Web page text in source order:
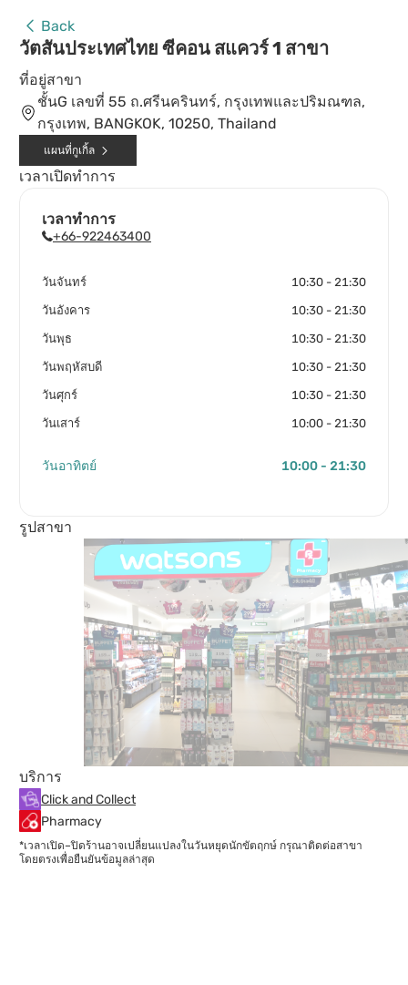
Back
วัตสันประเทศไทย ซีคอน สแควร์ 1 สาขา
ที่อยู่สาขา
ชั้นG เลขที่ 55 ถ.ศรีนครินทร์, กรุงเทพและปริมณฑล,
กรุงเทพ, BANGKOK, 10250, Thailand
แผนที่กูเกิ้ล
เวลาเปิดทำการ
เวลาทำการ
+66-922463400
วันจันทร์ 10:30 - 21:30
วันอังคาร 10:30 - 21:30
วันพุธ 10:30 - 21:30
วันพฤหัสบดี 10:30 - 21:30
วันศุกร์ 10:30 - 21:30
วันเสาร์ 10:00 - 21:30
วันอาทิตย์ 10:00 - 21:30
รูปสาขา
บริการ
Click and Collect
Pharmacy
*เวลาเปิด–ปิดร้านอาจเปลี่ยนแปลงในวันหยุดนักขัตฤกษ์ กรุณาติดต่อสาขา
โดยตรงเพื่อยืนยันข้อมูลล่าสุด